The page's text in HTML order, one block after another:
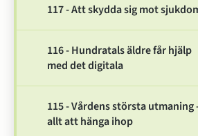
117 - Att skydda sig mot
116 - Hundratals äldre får hjälp
med det digitala
115 - Vårdens största utmaning
allt att hänga ihop